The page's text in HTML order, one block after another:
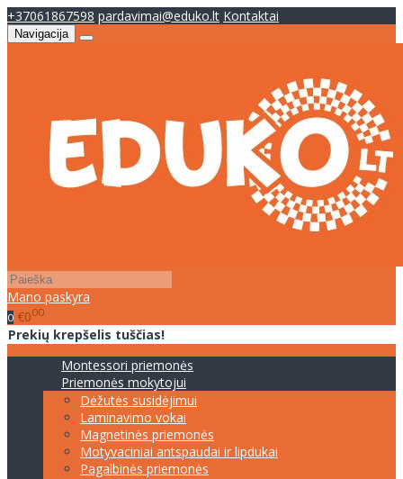
+37061867598 pardavimai@eduko.lt Kontaktai
Navigacija
Mano paskyra
0 €000
Prekių krepšelis tuščias!
Montessori priemonės
Priemonės mokytojui
Dėžutės susidėjimui
Laminavimo vokai
Magnetinės priemonės
Motyvaciniai antspaudai ir lipdukai
Pagalbinės priemonės